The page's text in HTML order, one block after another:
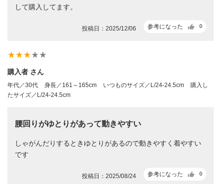
して購入してます。
参考になった 0
投稿日：2025/12/06
star_ratestar_ratestar_ratestar_rate star_rate
購入者 さん
年代／30代 身長／161～165cm いつものサイズ／L/24-24.5cm
購入し
たサイズ／L/24-24.5cm
腰回りがゆとりがあって動きやすい
しゃがんだりするときゆとりがあるので動きやすく着やすい
です
参考になった 0
投稿日：2025/08/24